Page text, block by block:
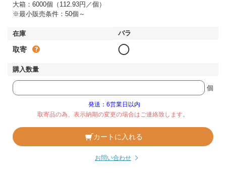
大箱：6000個（112.93円／個）
※最小販売条件：50個～
取寄 ◯
個
発送：6営業日以内
取寄品の為、表示納期の変更の場合はご連絡致します。
カートに入れる
お問い合わせ